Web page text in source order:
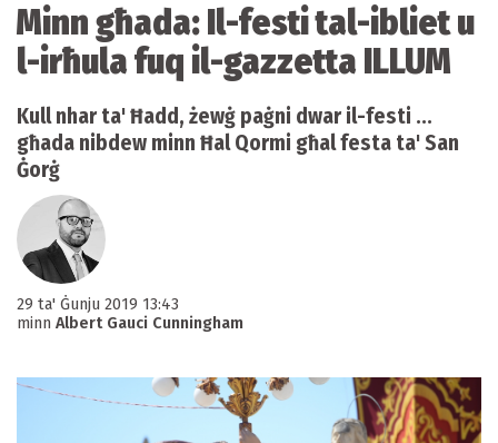
Minn għada: Il-festi tal-ibliet u
l-irħula fuq il-gazzetta ILLUM
Kull nhar ta' Ħadd, żewġ paġni dwar il-festi ...
għada nibdew minn Ħal Qormi għal festa ta' San
Ġorġ
29 ta' Ġunju 2019 13:43
minn Albert Gauci Cunningham